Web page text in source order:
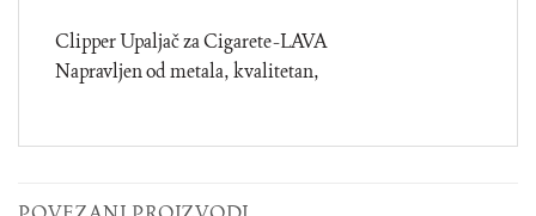
Clipper Upaljač za Cigarete-LAVA
Napravljen od metala, kvalitetan,